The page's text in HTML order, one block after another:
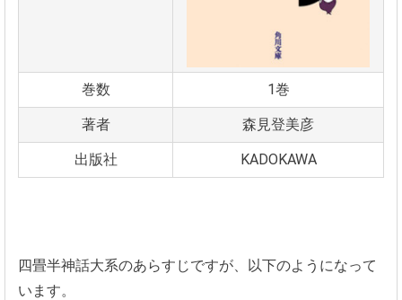
巻数 1巻
著者 森見登美彦
出版社 KADOKAWA
四畳半神話大系のあらすじですが、以下のようになって
います。